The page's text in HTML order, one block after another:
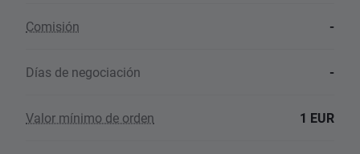
Comisión -
Días de negociación -
Valor mínimo de orden 1 EUR